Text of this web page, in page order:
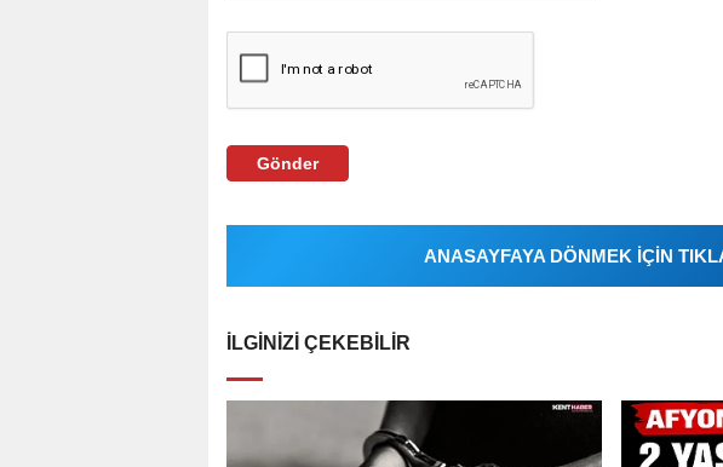
Gönder
ANASAYFAYA DÖNMEK İÇİN
İLGINIZI ÇEKEBILIR